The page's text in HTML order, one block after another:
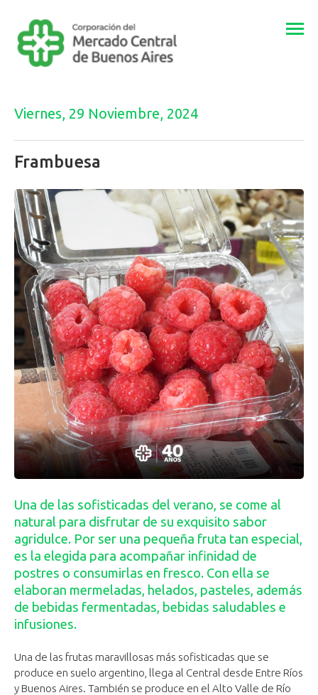
Viernes, 29 Noviembre, 2024
Frambuesa
Una de las sofisticadas del verano, se come al
natural para disfrutar de su exquisito sabor
agridulce. Por ser una pequeña fruta tan especial,
es la elegida para acompañar infinidad de
postres o consumirlas en fresco. Con ella se
elaboran mermeladas, helados, pasteles, además
de bebidas fermentadas, bebidas saludables e
infusiones.
Una de las frutas maravillosas más sofisticadas que se
produce en suelo argentino, llega al Central desde Entre Ríos
y Buenos Aires. También se produce en el Alto Valle de Río